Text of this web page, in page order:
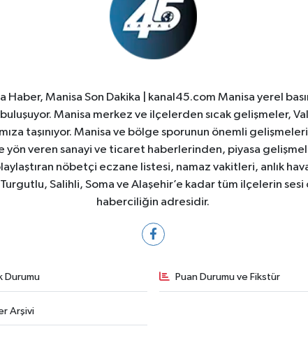
Haber, Manisa Son Dakika | kanal45.com Manisa yerel
buluşuyor. Manisa merkez ve ilçelerden sıcak gelişmeler,
taşınıyor. Manisa ve bölge sporunun önemli
yön veren sanayi ve ticaret haberlerinden, piyasa
nöbetçi eczane listesi, namaz vakitleri, anlık
Salihli, Soma ve Alaşehir’e kadar tüm ilçelerin
haberciliğin adresidir.
Durumu Puan Durumu ve Fikstür
Arşivi